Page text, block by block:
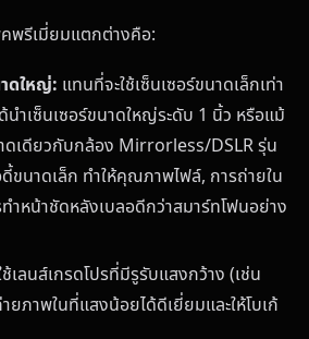
พรีเมี่ยมแตกต่างคือ:
ดใหญ่: แทนที่จะใช้เซ็นเซอร์ขนาดเล็กเท่า
ำเซ็นเซอร์ขนาดใหญ่ระดับ 1 นิ้ว หรือแม้
ดเดียวกับกล้อง Mirrorless/DSLR รุ่น
ดี้ขนาดเล็ก ทำให้คุณภาพไฟล์, การถ่ายใน
ำหน้าชัดหลังเบลอดีกว่าสมาร์ทโฟนอย่าง
ช้เลนส์เกรดโปรที่มีรูรับแสงกว้าง (เช่น
ภาพในที่แสงน้อยได้ดีเยี่ยมและให้โบเก้